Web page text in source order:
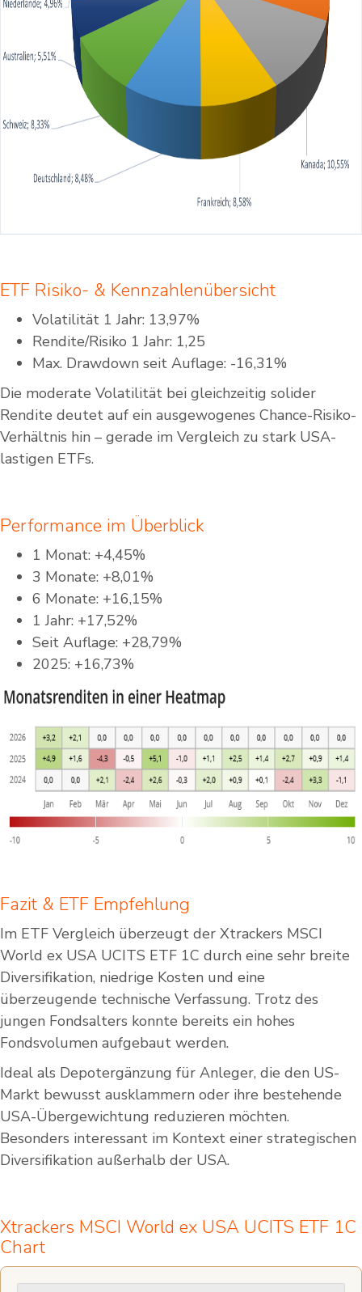
ETF Risiko- & Kennzahlenübersicht
Volatilität 1 Jahr: 13,97%
Rendite/Risiko 1 Jahr: 1,25
Max. Drawdown seit Auflage: -16,31%
Die moderate Volatilität bei gleichzeitig solider
Rendite deutet auf ein ausgewogenes Chance-Risiko-
Verhältnis hin – gerade im Vergleich zu stark USA-
lastigen ETFs.
Performance im Überblick
1 Monat: +4,45%
3 Monate: +8,01%
6 Monate: +16,15%
1 Jahr: +17,52%
Seit Auflage: +28,79%
2025: +16,73%
Fazit & ETF Empfehlung
Im ETF Vergleich überzeugt der Xtrackers MSCI
World ex USA UCITS ETF 1C durch eine sehr breite
Diversifikation, niedrige Kosten und eine
überzeugende technische Verfassung. Trotz des
jungen Fondsalters konnte bereits ein hohes
Fondsvolumen aufgebaut werden.
Ideal als Depotergänzung für Anleger, die den US-
Markt bewusst ausklammern oder ihre bestehende
USA-Übergewichtung reduzieren möchten.
Besonders interessant im Kontext einer strategischen
Diversifikation außerhalb der USA.
Xtrackers MSCI World ex USA UCITS ETF 1C
Chart